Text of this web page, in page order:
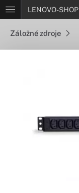
LENOVO-SHOP
Záložné zdroje